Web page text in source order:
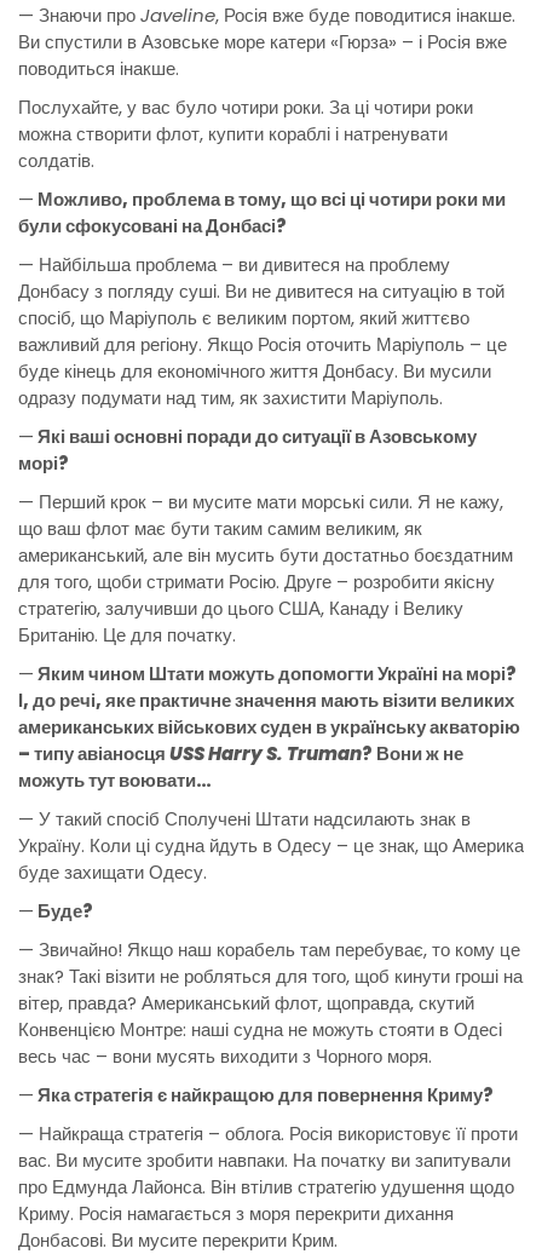
— Знаючи проJaveline, Росія вже буде поводитися інакше.
Ви спустили в Азовське море катери «Гюрза» – і Росія вже
поводиться інакше.
Послухайте, у вас було чотири роки. За ці чотири роки
можна створити флот, купити кораблі і натренувати
солдатів.
— Можливо, проблема в тому, що всі ці чотири роки ми
були сфокусовані на Донбасі?
— Найбільша проблема – ви дивитеся на проблему
Донбасу з погляду суші. Ви не дивитеся на ситуацію в той
спосіб, що Маріуполь є великим портом, який життєво
важливий для регіону. Якщо Росія оточить Маріуполь – це
буде кінець для економічного життя Донбасу. Ви мусили
одразу подумати над тим, як захистити Маріуполь.
—Які ваші основні поради до ситуації в Азовському
морі?
— Перший крок – ви мусите мати морські сили. Я не кажу,
що ваш флот має бути таким самим великим, як
американський, але він мусить бути достатньо боєздатним
для того, щоби стримати Росію. Друге – розробити якісну
стратегію, залучивши до цього США, Канаду і Велику
Британію. Це для початку.
—Яким чином Штати можуть допомогти Україні на морі?
І, до речі, яке практичне значення мають візити великих
американських військових суден в українську акваторію
– типу авіаносцяUSS Harry S. Truman? Вони ж не
можуть тут воювати…
— У такий спосіб Сполучені Штати надсилають знак в
Україну. Коли ці судна йдуть в Одесу – це знак, що Америка
буде захищати Одесу.
— Буде?
— Звичайно! Якщо наш корабель там перебуває, то кому це
знак? Такі візити не робляться для того, щоб кинути гроші на
вітер, правда? Американський флот, щоправда, скутий
Конвенцією Монтре: наші судна не можуть стояти в Одесі
весь час – вони мусять виходити з Чорного моря.
—Яка стратегія є найкращою для повернення Криму?
— Найкраща стратегія – облога. Росія використовує її проти
вас. Ви мусите зробити навпаки. На початку ви запитували
про Едмунда Лайонса. Він втілив стратегію удушення щодо
Криму. Росія намагається з моря перекрити дихання
Донбасові. Ви мусите перекрити Крим.